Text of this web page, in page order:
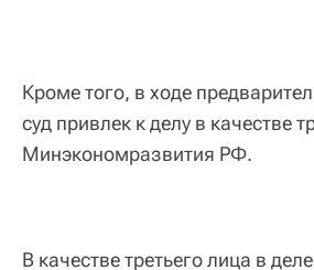
Кроме того, в ходе
суд привлек к делу в качестве
Минэкономразвития РФ.
В качестве третьего лица в